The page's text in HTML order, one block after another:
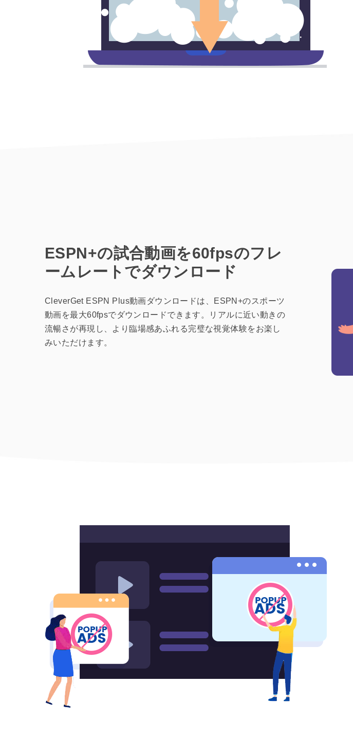
ESPN+の試合動画を60fpsのフレ
ームレートでダウンロード
CleverGet ESPN Plus動画ダウンロードは、ESPN+のスポーツ
動画を最大60fpsでダウンロードできます。リアルに近い動きの
流暢さが再現し、より臨場感あふれる完璧な視覚体験をお楽し
みいただけます。